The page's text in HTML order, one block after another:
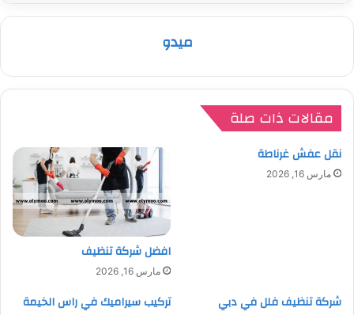
ميدو
مقالات ذات صلة
نقل عفش غرناطة
مارس 16, 2026
افضل شركة تنظيف
مارس 16, 2026
شركة تنظيف فلل في دبي تركيب سيراميك في راس الخيمة